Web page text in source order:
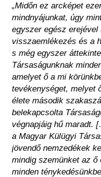
„Midőn ez arcképet
mindnyájunkat, úgy
egyszer egész
visszaemlékezés és a
s még egyszer
Társaságunknak
amelyet ő a mi
tevékenységet, melyet
élete második
belekapcsolta
végnapjáig hű maradt.
a Magyar Külügyi
jövendő nemzedékek
mindig szemünket az ő
minden